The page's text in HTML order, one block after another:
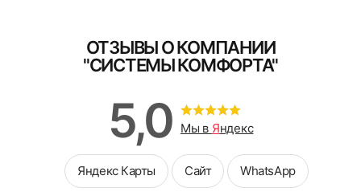
ОТЗЫВЫ О КОМПАНИИ
"СИСТЕМЫ КОМФОРТА"
5,0 Мы в Яндекс
Яндекс Карты Сайт WhatsApp